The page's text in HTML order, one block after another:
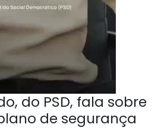
do PSD, fala sobre
de segurança